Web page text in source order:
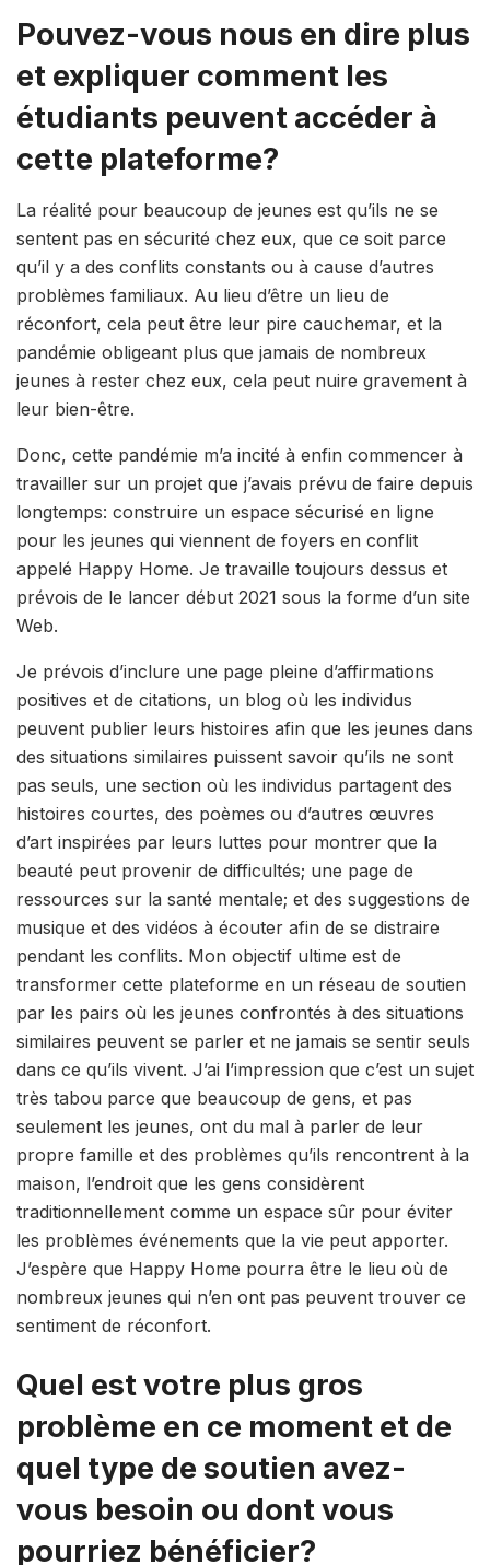
Pouvez-vous nous en dire plus
et expliquer comment les
étudiants peuvent accéder à
cette plateforme?
La réalité pour beaucoup de jeunes est qu’ils ne se
sentent pas en sécurité chez eux, que ce soit parce
qu’il y a des conflits constants ou à cause d’autres
problèmes familiaux. Au lieu d’être un lieu de
réconfort, cela peut être leur pire cauchemar, et la
pandémie obligeant plus que jamais de nombreux
jeunes à rester chez eux, cela peut nuire gravement à
leur bien-être.
Donc, cette pandémie m’a incité à enfin commencer à
travailler sur un projet que j’avais prévu de faire depuis
longtemps: construire un espace sécurisé en ligne
pour les jeunes qui viennent de foyers en conflit
appelé Happy Home. Je travaille toujours dessus et
prévois de le lancer début 2021 sous la forme d’un site
Web.
Je prévois d’inclure une page pleine d’affirmations
positives et de citations, un blog où les individus
peuvent publier leurs histoires afin que les jeunes dans
des situations similaires puissent savoir qu’ils ne sont
pas seuls, une section où les individus partagent des
histoires courtes, des poèmes ou d’autres œuvres
d’art inspirées par leurs luttes pour montrer que la
beauté peut provenir de difficultés; une page de
ressources sur la santé mentale; et des suggestions de
musique et des vidéos à écouter afin de se distraire
pendant les conflits. Mon objectif ultime est de
transformer cette plateforme en un réseau de soutien
par les pairs où les jeunes confrontés à des situations
similaires peuvent se parler et ne jamais se sentir seuls
dans ce qu’ils vivent. J’ai l’impression que c’est un sujet
très tabou parce que beaucoup de gens, et pas
seulement les jeunes, ont du mal à parler de leur
propre famille et des problèmes qu’ils rencontrent à la
maison, l’endroit que les gens considèrent
traditionnellement comme un espace sûr pour éviter
les problèmes événements que la vie peut apporter.
J’espère que Happy Home pourra être le lieu où de
nombreux jeunes qui n’en ont pas peuvent trouver ce
sentiment de réconfort.
Quel est votre plus gros
problème en ce moment et de
quel type de soutien avez-
vous besoin ou dont vous
pourriez bénéficier?